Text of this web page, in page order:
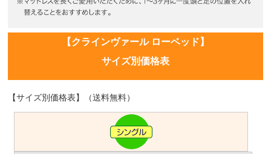
【クラインヴァール ローベッド】
サイズ別価格表
【サイズ別価格表】（送料無料）